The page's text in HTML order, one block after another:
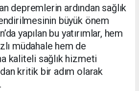
depremlerin ardından sağlık
büyük önem
yapılan bu yatırımlar, hem
müdahale hem de
kaliteli sağlık hizmeti
kritik bir adım olarak